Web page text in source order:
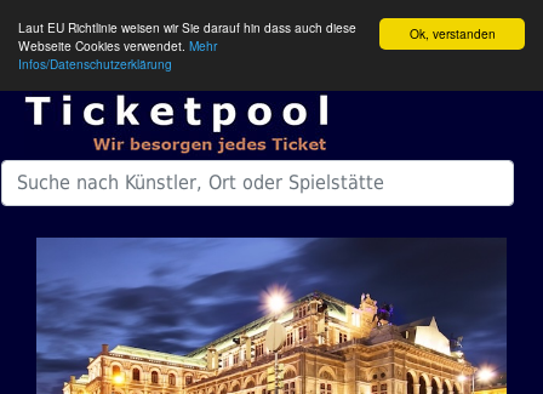
Ok, verstanden
Laut EU Richtlinie weisen wir Sie darauf hin dass auch diese
Webseite Cookies verwendet. Mehr
Infos/Datenschutzerklärung